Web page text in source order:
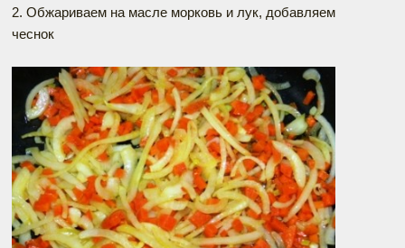
2. Обжариваем на масле морковь и лук, добавляем
чеснок